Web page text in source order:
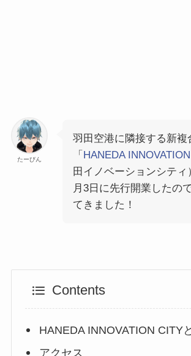
たーびん
羽田空港に隣接する新複
「 HANEDA
田イノベーションシティ
月3日に先行開業したの
てきました！
Contents
HANEDA INNOVATION CITY
アクセス